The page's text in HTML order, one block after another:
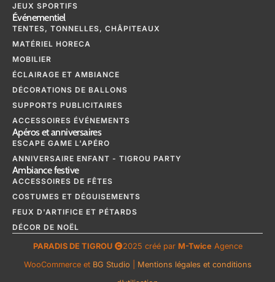
JEUX SPORTIFS
Événementiel
TENTES, TONNELLES, CHÂPITEAUX
MATÉRIEL HORECA
MOBILIER
ÉCLAIRAGE ET AMBIANCE
DÉCORATIONS DE BALLONS
SUPPORTS PUBLICITAIRES
ACCESSOIRES ÉVÉNEMENTS
Apéros et anniversaires
ESCAPE GAME L'APÉRO
ANNIVERSAIRE ENFANT - TIGROU PARTY
Ambiance festive
ACCESSOIRES DE FÊTES
COSTUMES ET DÉGUISEMENTS
FEUX D'ARTIFICE ET PÉTARDS
DÉCOR DE NOËL
PARADIS DE TIGROU 2025 créé par M-Twice Agence
WooCommerce et BG Studio
Mentions légales et conditions